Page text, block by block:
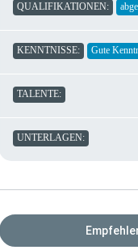
QUALIFIKATIONEN:
KENNTNISSE: Gute
TALENTE:
UNTERLAGEN: